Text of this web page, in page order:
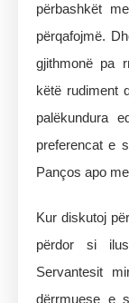
përbashkët
përqafojmë.
gjithmonë pa
këtë rudiment
palëkundura
preferencat e
Panços apo
Kur diskutoj
përdor si
Servantesit
dërrmuese e